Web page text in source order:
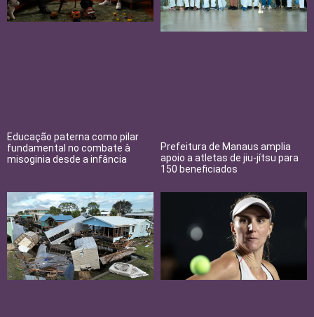
Educação paterna como pilar
fundamental no combate à
misoginia desde a infância
Prefeitura de Manaus amplia
apoio a atletas de jiu-jítsu para
150 beneficiados